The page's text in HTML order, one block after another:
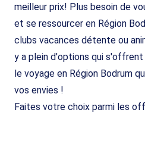
meilleur prix! Plus besoin de
et se ressourcer en Région
clubs vacances détente ou
y a plein d'options qui s'offrent
le voyage en Région Bodrum
vos envies !
Faites votre choix parmi les